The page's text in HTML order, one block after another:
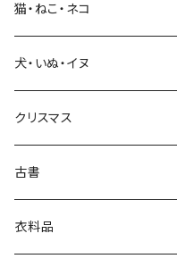
生活・暮らし
芸術・絵画・写真
絵本・児童書
娯楽・エンターテインメント
猫・ねこ・ネコ
犬・いぬ・イヌ
クリスマス
古書
古書セット
衣料品